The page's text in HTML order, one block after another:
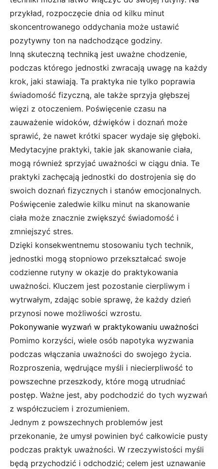
przykład, rozpoczęcie dnia od kilku minut
skoncentrowanego oddychania może ustawić
pozytywny ton na nadchodzące godziny.
Inną skuteczną techniką jest uważne chodzenie,
podczas którego jednostki zwracają uwagę na każdy
krok, jaki stawiają. Ta praktyka nie tylko poprawia
świadomość fizyczną, ale także sprzyja głębszej
więzi z otoczeniem. Poświęcenie czasu na
zauważenie widoków, dźwięków i doznań może
sprawić, że nawet krótki spacer wydaje się głęboki.
Medytacyjne praktyki, takie jak skanowanie ciała,
mogą również sprzyjać uważności w ciągu dnia. Te
praktyki zachęcają jednostki do dostrojenia się do
swoich doznań fizycznych i stanów emocjonalnych.
Poświęcenie zaledwie kilku minut na skanowanie
ciała może znacznie zwiększyć świadomość i
zmniejszyć stres.
Dzięki konsekwentnemu stosowaniu tych technik,
jednostki mogą stopniowo przekształcać swoje
codzienne rutyny w okazje do praktykowania
uważności. Kluczem jest pozostanie cierpliwym i
wytrwałym, zdając sobie sprawę, że każdy dzień
przynosi nowe możliwości wzrostu.
Pokonywanie wyzwań w praktykowaniu uważności
Pomimo korzyści, wiele osób napotyka wyzwania
podczas włączania uważności do swojego życia.
Rozproszenia, wędrujące myśli i niecierpliwość to
powszechne przeszkody, które mogą utrudniać
postęp. Ważne jest, aby podchodzić do tych wyzwań
z współczuciem i zrozumieniem.
Jednym z powszechnych problemów jest
przekonanie, że umysł powinien być całkowicie pusty
podczas praktyk uważności. W rzeczywistości myśli
będą przychodzić i odchodzić; celem jest uznawanie